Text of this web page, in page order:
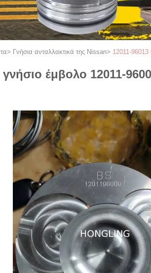
> Γνήσια ανταλλακτικά της Nissan> 12011-
γνήσιο έμβολο 12011-